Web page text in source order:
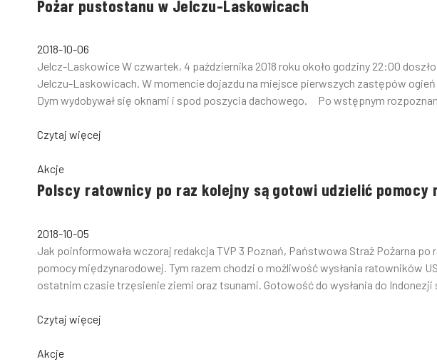
Pożar pustostanu w Jelczu-Laskowicach
2018-10-06
Jelcz-Laskowice W czwartek, 4 października 2018 roku około godziny 22:00
Jelczu-Laskowicach. W momencie dojazdu na miejsce pierwszych zastępów
Dym wydobywał się oknami i spod poszycia dachowego. Po wstępnym
Czytaj więcej
Akcje
Polscy ratownicy po raz kolejny są gotowi udzielić pomocy
2018-10-05
Jak poinformowała wczoraj redakcja TVP 3 Poznań, Państwowa Straż Pożarna
pomocy międzynarodowej. Tym razem chodzi o możliwość wysłania ratowników
ostatnim czasie trzęsienie ziemi oraz tsunami. Gotowość do wysłania do Indonezji
Czytaj więcej
Akcje